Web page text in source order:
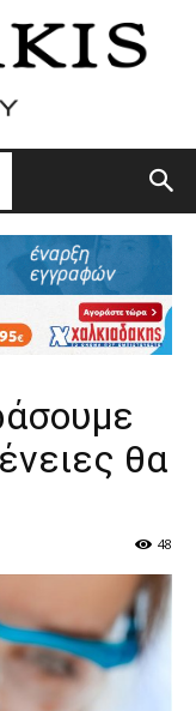
θα
48